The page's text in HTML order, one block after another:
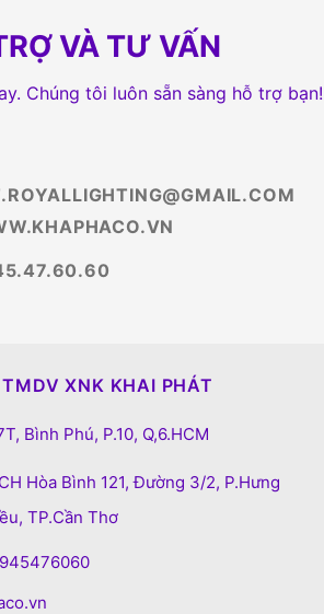
VÀ TƯ VẤN
Chúng tôi luôn sẵn sàng hỗ trợ bạn!
XNK KHAI PHÁT
Bình Phú, P.10, Q,6.HCM
Hòa Bình 121, Đường 3/2, P.Hưng
TP.Cần Thơ